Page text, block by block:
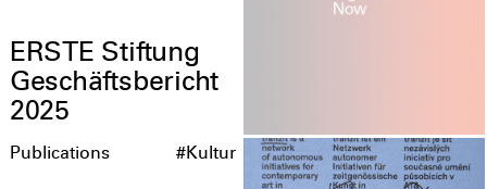
ERSTE Stiftung
Geschäftsbericht
2025
Publications #Kultur